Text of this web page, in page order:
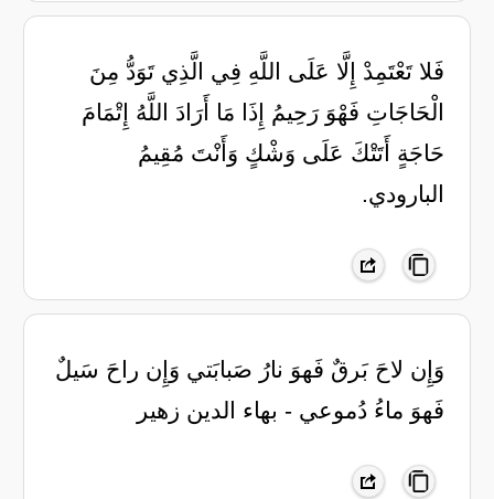
‏فَلا تَعْتَمِدْ إِلَّا عَلَى اللَّهِ فِي الَّذِي ‏تَوَدُّ مِنَ
الْحَاجَاتِ فَهْوَ رَحِيمُ ‏إِذَا مَا أَرَادَ اللَّهُ إِتْمَامَ
حَاجَةٍ ‏أَتَتْكَ عَلَى وَشْكٍ وَأَنْتَ مُقِيمُ
‏البارودي.
وَإِن لاحَ بَرقٌ فَهوَ نارُ صَبابَتي وَإِن راحَ سَيلٌ
فَهوَ ماءُ دُموعي - بهاء الدين زهير